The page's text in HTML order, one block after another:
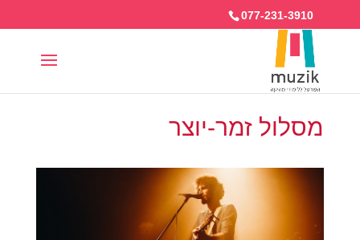
077-231-3910
מסלול זמר-יוצר